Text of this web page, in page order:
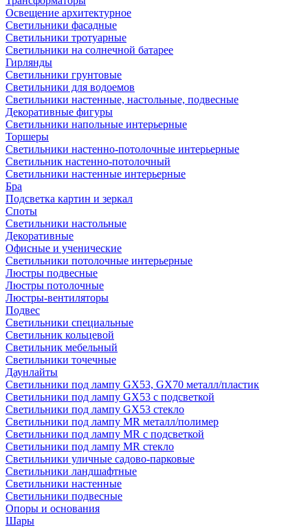
Освещение архитектурное
Светильники фасадные
Светильники тротуарные
Светильники на солнечной батарее
Гирлянды
Светильники грунтовые
Светильники для водоемов
Светильники настенные, настольные, подвесные
Декоративные фигуры
Светильники напольные интерьерные
Торшеры
Светильники настенно-потолочные интерьерные
Светильник настенно-потолочный
Светильники настенные интерьерные
Бра
Подсветка картин и зеркал
Споты
Светильники настольные
Декоративные
Офисные и ученические
Светильники потолочные интерьерные
Люстры подвесные
Люстры потолочные
Люстры-вентиляторы
Подвес
Светильники специальные
Светильник кольцевой
Светильник мебельный
Светильники точечные
Даунлайты
Светильники под лампу GX53, GX70 металл/пластик
Светильники под лампу GX53 с подсветкой
Светильники под лампу GX53 стекло
Светильники под лампу MR металл/полимер
Светильники под лампу MR с подсветкой
Светильники под лампу MR стекло
Светильники уличные садово-парковые
Светильники ландшафтные
Светильники настенные
Светильники подвесные
Опоры и основания
Шары